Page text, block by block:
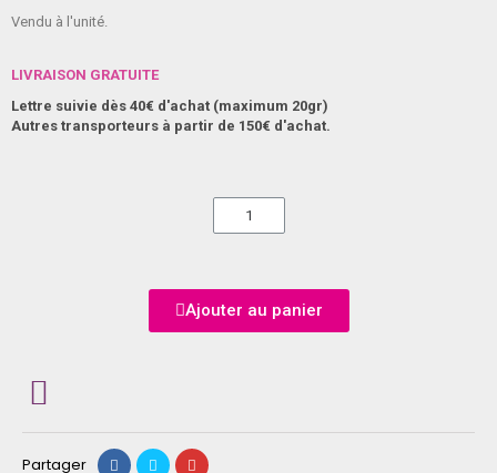
Vendu à l'unité.
LIVRAISON GRATUITE
Lettre suivie dès 40€ d'achat (maximum 20gr)
Autres transporteurs à partir de 150€ d'achat.
Ajouter au panier
Partager